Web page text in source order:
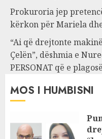
Prokuroria jep
kërkon për Mariela
“Ai që drejtonte
Çelën”, dëshmia e
PERSONAT që e
MOS I HUMBISNI